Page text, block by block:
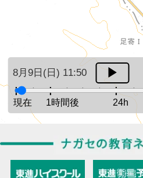
8月9日(日) 11:50
現在 1時間後 24h